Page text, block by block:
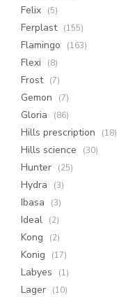
Felix (5)
Ferplast (155)
Flamingo (163)
Flexi (8)
Frost (7)
Gemon (7)
Gloria (86)
Hills prescription (18)
Hills science (30)
Hunter (25)
Hydra (3)
Ibasa (3)
Ideal (2)
Kong (2)
Konig (17)
Labyes (1)
Lager (10)